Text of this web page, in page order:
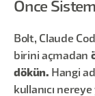
Önce
Bolt, Claude
birini açmadan
dökün. Hangi
kullanıcı